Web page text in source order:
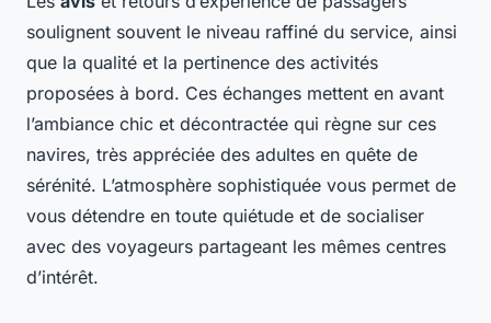
soulignent souvent le niveau raffiné du service, ainsi
que la qualité et la pertinence des activités
proposées à bord. Ces échanges mettent en avant
l’ambiance chic et décontractée qui règne sur ces
navires, très appréciée des adultes en quête de
sérénité. L’atmosphère sophistiquée vous permet de
vous détendre en toute quiétude et de socialiser
avec des voyageurs partageant les mêmes centres
d’intérêt.